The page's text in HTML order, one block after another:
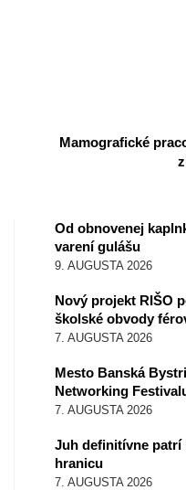
Mamografické
Od obnovenej
varení gulášu
9. AUGUSTA 2026
Nový projekt RIŠO
školské obvody
7. AUGUSTA 2026
Mesto Banská
Networking
7. AUGUSTA 2026
Juh definitívne patrí
hranicu
7. AUGUSTA 2026